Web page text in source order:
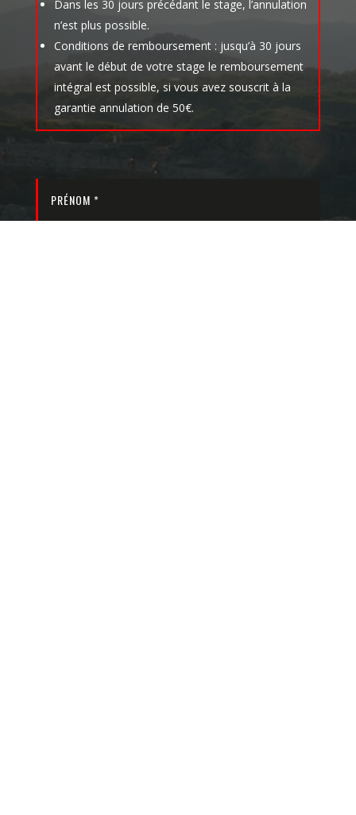
Dans les 30 jours précédant le stage, l’annulation
n’est plus possible.
Conditions de remboursement : jusqu’à 30 jours
avant le début de votre stage le remboursement
intégral est possible, si vous avez souscrit à la
garantie annulation de 50€.